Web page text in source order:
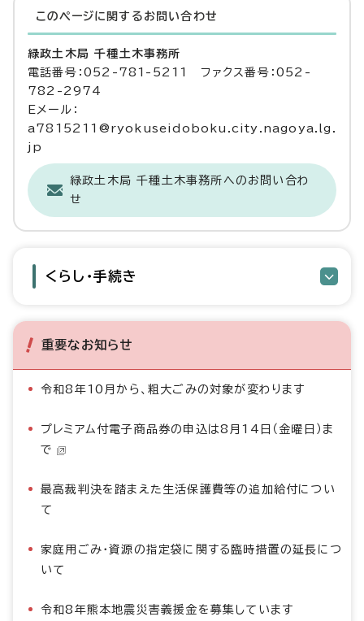
このページに関する お問い合わせ
緑政土木局 千種土木事務所
電話番号：052-781-5211 ファクス番号：052-
782-2974
Eメール：
a7815211@ryokuseidoboku.city.nagoya.lg.
jp
緑政土木局 千種土木事務所へのお問い合わ
せ
くらし・手続き
重要なお知らせ
令和8年10月から、粗大ごみの対象が変わります
プレミアム付電子商品券の申込は8月14日（金曜日）ま
で
最高裁判決を踏まえた生活保護費等の追加給付につい
て
家庭用ごみ・資源の指定袋に関する臨時措置の延長につ
いて
令和8年熊本地震災害義援金を募集しています